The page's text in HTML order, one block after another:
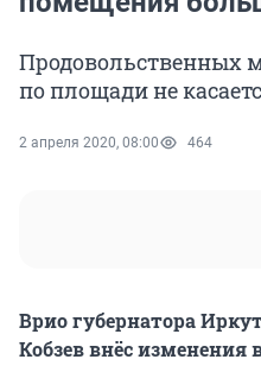
Продовольственных
по площади не
2 апреля 2020, 08:00 464
Врио губернатора
Кобзев внёс изменения